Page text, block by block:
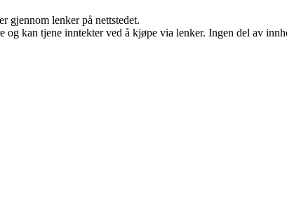
gjennom lenker på nettstedet.
kan tjene inntekter ved å kjøpe via lenker. Ingen del av